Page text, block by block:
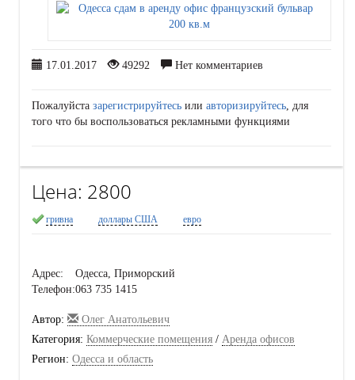
17.01.2017 49292 Нет комментариев
Пожалуйста зарегистрируйтесь или авторизируйтесь, для
того что бы воспользоваться рекламными функциями
Цена: 2800
гривна доллары США евро
Адрес:
Одесса, Приморский
Телефон:063 735 1415
Автор:
Олег Анатольевич
Категория: Коммерческие помещения / Аренда офисов
Регион: Одесса и область